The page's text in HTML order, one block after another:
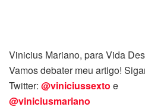
Vinicius Mariano, para Vida
Vamos debater meu artigo!
Twitter: @viniciussexto e
@viniciusmariano